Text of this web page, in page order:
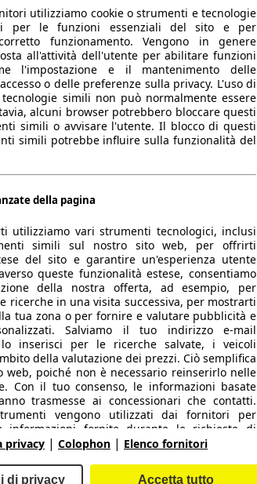
Area rivenditori
Servizi per i dealer
utilizziamo cookie o strumenti e tecnologie
per le funzioni essenziali del sito e per
funzionamento. Vengono in genere
all'attività dell'utente per abilitare funzioni
l'impostazione e il mantenimento delle
o delle preferenze sulla privacy. L'uso di
simili non può normalmente essere
alcuni browser potrebbero bloccare questi
simili o avvisare l'utente. Il blocco di questi
simili potrebbe influire sulla funzionalità del
della pagina
utilizziamo vari strumenti tecnologici, inclusi
simili sul nostro sito web, per offrirti
del sito e garantire un'esperienza utente
queste funzionalità estese, consentiamo
della nostra offerta, ad esempio, per
ricerche in una visita successiva, per mostrarti
tua zona o per fornire e valutare pubblicità e
Salviamo il tuo indirizzo e-mail
inserisci per le ricerche salvate, i veicoli
della valutazione dei prezzi. Ciò semplifica
web, poiché non è necessario reinserirlo nelle
Con il tuo consenso, le informazioni basate
trasmesse ai concessionari che contatti.
vengono utilizzati dai fornitori per
informazioni fornite durante le richieste di
30 giorni e per riutilizzarle automaticamente
Senza l'utilizzo di tali cookie/strumenti, tali
privacy | Colophon | Elenco fornitori
di privacy Accetta tutto